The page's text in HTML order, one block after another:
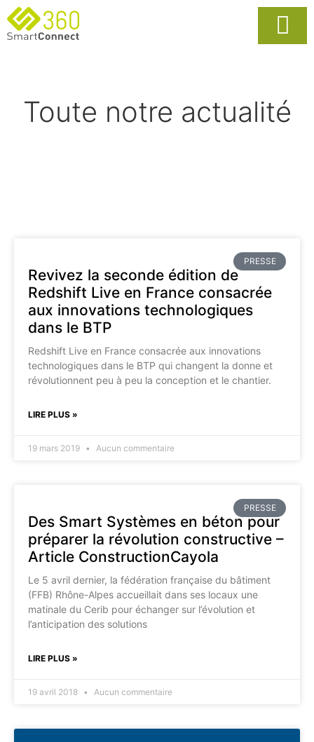
Toute notre actualité
PRESSE
Revivez la seconde édition de
Redshift Live en France consacrée
aux innovations technologiques
dans le BTP
Redshift Live en France consacrée aux innovations
technologiques dans le BTP qui changent la donne et
révolutionnent peu à peu la conception et le chantier.
LIRE PLUS »
19 mars 2019 Aucun commentaire
PRESSE
Des Smart Systèmes en béton pour
préparer la révolution constructive –
Article ConstructionCayola
Le 5 avril dernier, la fédération française du bâtiment
(FFB) Rhône-Alpes accueillait dans ses locaux une
matinale du Cerib pour échanger sur l’évolution et
l’anticipation des solutions
LIRE PLUS »
19 avril 2018 Aucun commentaire